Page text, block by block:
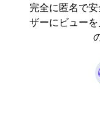
完全に匿名で
ザーにビュー